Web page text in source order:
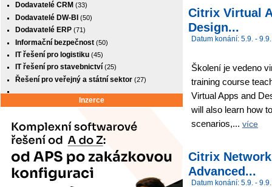
Dodavatelé CRM (33)
Dodavatelé DW-BI (50)
Dodavatelé ERP (71)
Informační bezpečnost (50)
IT řešení pro logistiku (45)
IT řešení pro stavebnictví (25)
Řešení pro veřejný a státní sektor (27)
Inzerce
Citrix Virtual
Design...
Datum konání: 5.9. - 9.9.
Školení je vedeno
training course
Virtual Apps and
will also learn how
scenarios,... více
Citrix
Advanced...
Datum konání: 5.9. - 9.9.